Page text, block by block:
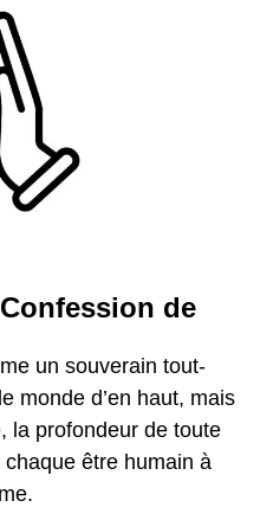
de
un souverain tout-
monde d’en haut, mais
la profondeur de toute
être humain à